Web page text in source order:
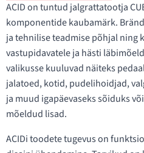
ACID on tuntud jalgrattatootja
komponentide kaubamärk.
ja tehnilise teadmise põhjal ning
vastupidavatele ja hästi
valikusse kuuluvad näiteks
jalatoed, kotid, pudelihoidjad,
ja muud igapäevaseks sõiduks
mõeldud lisad.
ACIDi toodete tugevus on